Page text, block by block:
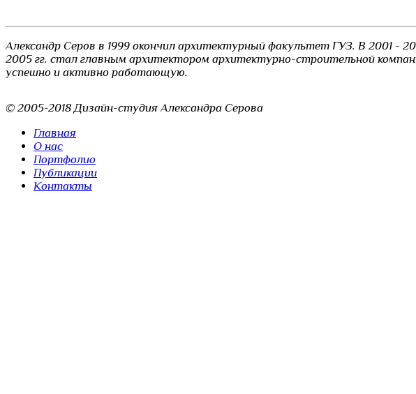
Александр Серов в 1999 окончил архитектурный факультет ГУЗ. В 2001 -
2005 гг. стал главным архитектором архитектурно-строительной
успешно и активно работающую.
© 2005-2018 Дизайн-студия Александра Серова
Главная
О нас
Портфолио
Публикации
Контакты